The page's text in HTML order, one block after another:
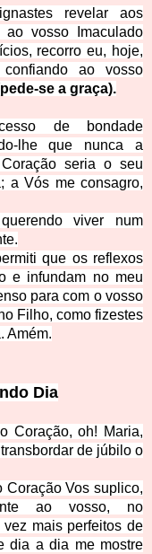
revelar aos
ao vosso Imaculado
recorro eu, hoje,
ao vosso
se a graça).
de bondade
lhe que nunca a
seria o seu
a Vós me consagro,
viver num
que os reflexos
e infundam no meu
para com o vosso
Filho, como fizestes
Amém.
Dia
Coração, oh! Maria,
bordar de júbilo o
Coração Vos suplico,
ao vosso, no
mais perfeitos de
dia a dia me mostre